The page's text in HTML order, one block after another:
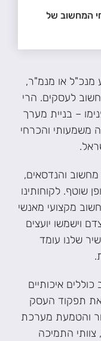
7 ע"י מומחי המחשוב של
מנכ"ל או מנמ"ר,
לעסקים. הרי
– בניית מערך
משמעותי והכרחי
מ-300 מומחי מחשוב והנדסאים,
שוטף. לקוחותינו
מקצועי מאנשי
וישמשו יועצים
שלנו עומד
איכותיים
את תפקוד העסק
והטמעת מערכת
התמיכה